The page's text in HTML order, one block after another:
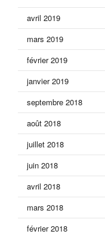
avril 2019
mars 2019
février 2019
janvier 2019
septembre 2018
août 2018
juillet 2018
juin 2018
avril 2018
mars 2018
février 2018